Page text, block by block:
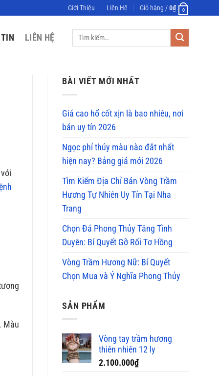
Giới Thiệu Liên Hệ Giỏ hàng /0₫ 0
LIÊN HỆ
Tìm
Màu
BÀI VIẾT MỚI NHẤT
Giá cao hổ cốt xịn là bao nhiêu, nơi
bán uy tín 2026
Ngọc phỉ thúy màu nào đắt nhất
hiện nay? Bảng giá mới 2026
Tìm Kiếm Địa Chỉ Bán Vòng Trầm
Hương Tự Nhiên Uy Tín Tại Nha
Trang
Chọn Đá Phong Thủy Tăng Tình
Duyên: Bí Quyết Gỡ Rối Tơ Hồng
Vòng Trầm Hương Nữ: Bí Quyết
Chọn Mua và Ý Nghĩa Phong Thủy
SẢN PHẨM
Vòng tay trầm hương
thiên nhiên 12 ly
2.100.000₫